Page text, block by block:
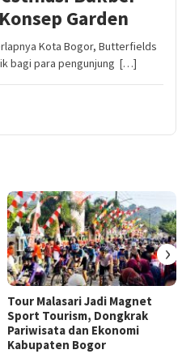
Garden
Kota Bogor, Butterfields
bagi para pengunjung […]
Tour Malasari Jadi Magnet
Sport Tourism, Dongkrak
Pariwisata dan Ekonomi
Kabupaten Bogor
›